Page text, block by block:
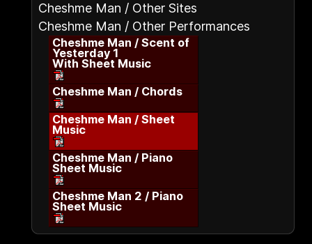
Cheshme Man / Other Sites
Cheshme Man / Other Performances
Cheshme Man / Scent of
Yesterday 1
With Sheet Music
Cheshme Man / Chords
Cheshme Man / Sheet
Music
Cheshme Man / Piano
Sheet Music
Cheshme Man 2 / Piano
Sheet Music